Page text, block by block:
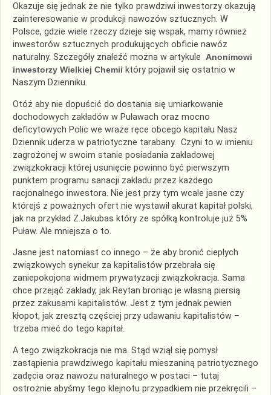
Okazuje się jednak że nie tylko prawdziwi inwestorzy okazują
zainteresowanie w produkcji nawozów sztucznych. W
Polsce, gdzie wiele rzeczy dzieje się wspak, mamy również
inwestorów sztucznych produkujących obficie nawóz
naturalny. Szczegóły znaleźć można w artykule Anonimowi
inwestorzy Wielkiej Chemii który pojawił się ostatnio w
Naszym Dzienniku.
Otóż aby nie dopuścić do dostania się umiarkowanie
dochodowych zakładów w Puławach oraz mocno
deficytowych Polic we wraże ręce obcego kapitału Nasz
Dziennik uderza w patriotyczne tarabany. Czyni to w imieniu
zagrożonej w swoim stanie posiadania zakładowej
związkokracji której usunięcie powinno być pierwszym
punktem programu sanacji zakładu przez każdego
racjonalnego inwestora. Nie jest przy tym wcale jasne czy
którejś z poważnych ofert nie wystawił akurat kapitał polski,
jak na przykład Z.Jakubas który ze spółką kontroluje już 5%
Puław. Ale mniejsza o to.
Jasne jest natomiast co innego – że aby bronić ciepłych
związkowych synekur za kapitalistów przebrała się
zaniepokojona widmem prywatyzacji związkokracja. Sama
chce przejąć zakłady, jak Reytan broniąc je własną piersią
przez zakusami kapitalistów. Jest z tym jednak pewien
kłopot, jak zresztą częściej przy udawaniu kapitalistów –
trzeba mieć do tego kapitał.
A tego związkokracja nie ma. Stąd wziął się pomysł
zastąpienia prawdziwego kapitału mieszaniną patriotycznego
zadęcia oraz nawozu naturalnego w postaci – tutaj
ostrożnie abyśmy tego klejnotu przypadkiem nie przekręcili –